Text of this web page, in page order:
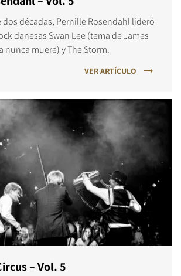
dos décadas, Pernille Rosendahl lideró
danesas Swan Lee (tema de James
nunca muere) y The Storm.
VER ARTÍCULO
– Vol. 5